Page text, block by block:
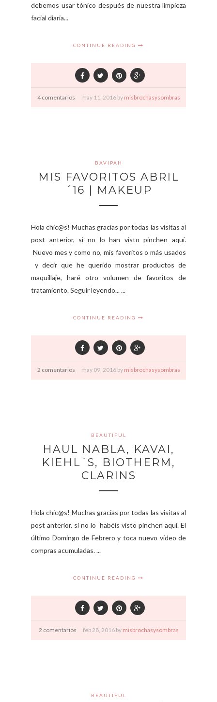
debemos usar tónico después de nuestra limpieza
facial diaria...
CONTINUE READING
4 comentarios may 11, 2016 by misbrochasysombras
BAVIPAH
MIS FAVORITOS ABRIL
´16 | MAKEUP
Hola chic@s! Muchas gracias por todas las visitas al
post anterior, si no lo han visto pinchen aquí.
Nuevo mes y como no, mis favoritos o más usados
y decir que he querido mostrar productos de
maquillaje, haré otro volumen de favoritos de
tratamiento. Seguir leyendo... ...
CONTINUE READING
2 comentarios may 09, 2016 by misbrochasysombras
BEAUTIFUL
HAUL NABLA, KAVAI,
KIEHL´S, BIOTHERM,
CLARINS
Hola chic@s! Muchas gracias por todas las visitas al
post anterior, si no lo habéis visto pinchen aquí. El
último Domingo de Febrero y toca nuevo vídeo de
compras acumuladas. ...
CONTINUE READING
2 comentarios feb 28, 2016 by misbrochasysombras
BEAUTIFUL